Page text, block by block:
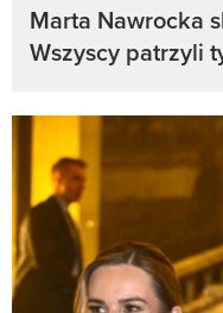
Marta Nawrocka
Wszyscy patrzyli